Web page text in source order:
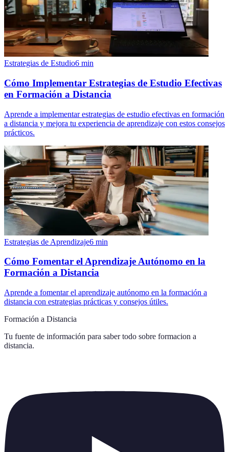
Estrategias de Estudio6 min
Cómo Implementar Estrategias de Estudio Efectivas
en Formación a Distancia
Aprende a implementar estrategias de estudio efectivas en formación
a distancia y mejora tu experiencia de aprendizaje con estos consejos
prácticos.
Estrategias de Aprendizaje6 min
Cómo Fomentar el Aprendizaje Autónomo en la
Formación a Distancia
Aprende a fomentar el aprendizaje autónomo en la formación a
distancia con estrategias prácticas y consejos útiles.
Formación a Distancia
Tu fuente de información para saber todo sobre formacion a
distancia.